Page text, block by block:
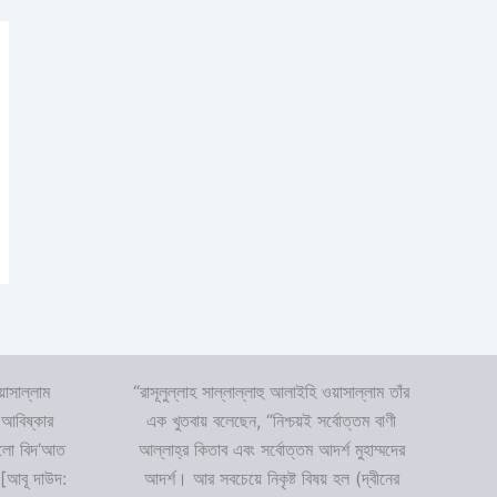
বিদ‘আত
[আবূ দাউদ:
“রাসূলুল্লাহ সাল্লাল্লাহু আলাইহি ওয়াসাল্লাম তাঁর
এক খুতবায় বলেছেন, “নিশ্চয়ই সর্বোত্তম বাণী
আল্লাহ্‌র কিতাব এবং সর্বোত্তম আদর্শ মুহাম্মদের
আদর্শ। আর সবচেয়ে নিকৃষ্ট বিষয় হল (দ্বীনের